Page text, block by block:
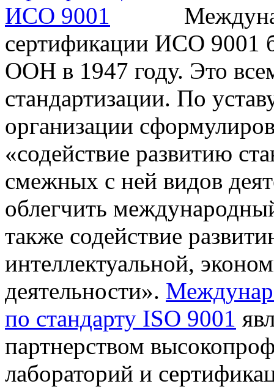
сертификации ИСО 9001
ООН в 1947 году. Это
стандартизации. По
организации
«содействие развитию
смежных с ней видов
облегчить
также содействие
интеллектуальной,
деятельности».
по стандарту ISO 9001
партнерством
лабораторий и